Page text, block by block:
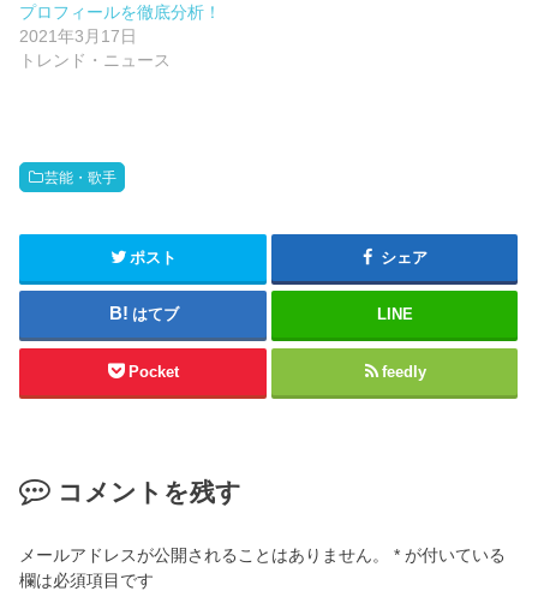
プロフィールを徹底分析！
2021年3月17日
トレンド・ニュース
芸能・歌手
ポスト シェア
はてブ LINE
Pocket feedly
コメントを残す
メールアドレスが公開されることはありません。 * が付いている
欄は必須項目です